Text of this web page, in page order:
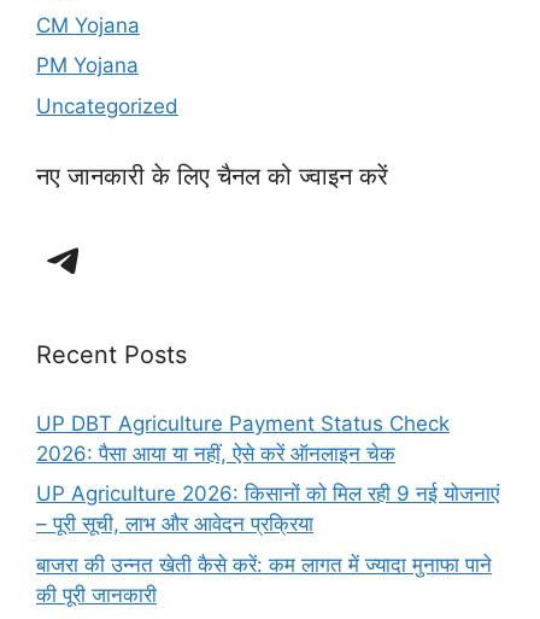
CM Yojana
PM Yojana
Uncategorized
नए जानकारी के लिए चैनल को ज्वाइन करें
Telegram
Recent Posts
UP DBT Agriculture Payment Status Check
2026: पैसा आया या नहीं, ऐसे करें ऑनलाइन चेक
UP Agriculture 2026: किसानों को मिल रही 9 नई योजनाएं
– पूरी सूची, लाभ और आवेदन प्रक्रिया
बाजरा की उन्नत खेती कैसे करें: कम लागत में ज्यादा मुनाफा पाने
की पूरी जानकारी